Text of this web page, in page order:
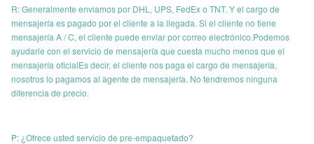
R: Generalmente enviamos por DHL, UPS, FedEx o TNT. Y el cargo de
mensajería es pagado por el cliente a la llegada. Si el cliente no tiene
mensajería A / C, el cliente puede enviar por correo electrónico.Podemos
ayudarle con el servicio de mensajería que cuesta mucho menos que el
mensajería oficialEs decir, el cliente nos paga el cargo de mensajería,
nosotros lo pagamos al agente de mensajería. No tendremos ninguna
diferencia de precio.
P: ¿Ofrece usted servicio de pre-empaquetado?